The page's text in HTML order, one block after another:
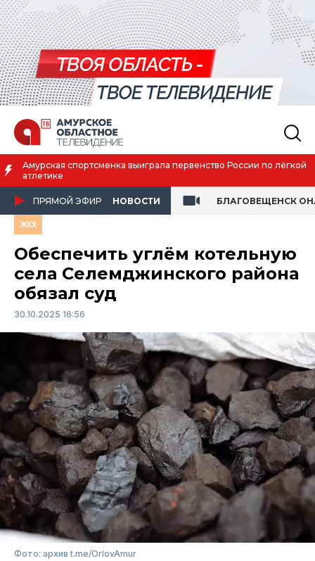
Амурская спортсменка выиграла первенство России по лёгкой
атлетике
ПРЯМОЙ ЭФИР НОВОСТИ БЛАГОВЕЩЕНСК
ЖКХ
Обеспечить углём котельную
села Селемджинского района
обязал суд
30.10.2025 16:56
Фото: архив t.me/OrlovAmur